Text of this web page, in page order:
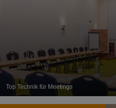
Top Technik für Meetings